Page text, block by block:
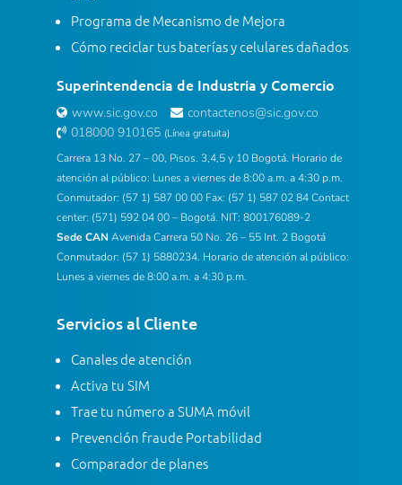
Programa de Mecanismo de Mejora
Cómo reciclar tus baterías y celulares dañados
Superintendencia de Industria y Comercio
www.sic.gov.co
contactenos@sic.gov.co
018000 910165 (Línea gratuita)
Carrera 13 No. 27 – 00, Pisos. 3,4,5 y 10 Bogotá. Horario de
atención al público: Lunes a viernes de 8:00 a.m. a 4:30 p.m.
Conmutador: (57 1) 587 00 00 Fax: (57 1) 587 02 84 Contact
center: (571) 592 04 00 – Bogotá. NIT: 800176089-2
Sede CAN Avenida Carrera 50 No. 26 – 55 Int. 2 Bogotá
Conmutador: (57 1) 5880234. Horario de atención al público:
Lunes a viernes de 8:00 a.m. a 4:30 p.m.
Servicios al Cliente
Canales de atención
Activa tu SIM
Trae tu número a SUMA móvil
Prevención fraude Portabilidad
Comparador de planes